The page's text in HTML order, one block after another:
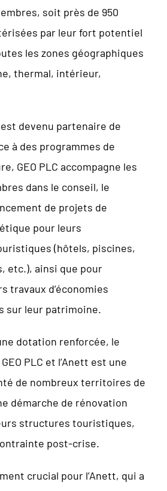
soit près de 950
par leur fort potentiel
les zones géographiques
thermal, intérieur,
est devenu partenaire de
à des programmes de
GEO PLC accompagne les
dans le conseil, le
de projets de
pour leurs
(hôtels, piscines,
etc.), ainsi que pour
travaux d’économies
sur leur patrimoine.
dotation renforcée, le
PLC et l’Anett est une
de nombreux territoires de
démarche de rénovation
structures touristiques,
post-crise.
crucial pour l’Anett, qui a